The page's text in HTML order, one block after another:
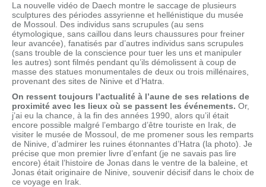
La nouvelle vidéo de Daech montre le saccage de plusieurs
sculptures des périodes assyrienne et hellénistique du musée
de Mossoul. Des individus sans scrupules (au sens
étymologique, sans caillou dans leurs chaussures pour freiner
leur avancée), fanatisés par d’autres individus sans scrupules
(sans trouble de la conscience pour tuer les uns et manipuler
les autres) sont filmés pendant qu’ils démolissent à coup de
masse des statues monumentales de deux ou trois millénaires,
provenant des sites de Ninive et d’Hatra.
On ressent toujours l’actualité à l’aune de ses relations de
proximité avec les lieux où se passent les événements. Or,
j’ai eu la chance, à la fin des années 1990, alors qu’il était
encore possible malgré l’embargo d’être touriste en Irak, de
visiter le musée de Mossoul, de me promener sous les remparts
de Ninive, d’admirer les ruines étonnantes d’Hatra (la photo). Je
précise que mon premier livre d’enfant (je ne savais pas lire
encore) était l’histoire de Jonas dans le ventre de la baleine, et
Jonas était originaire de Ninive, souvenir décisif dans le choix de
ce voyage en Irak.